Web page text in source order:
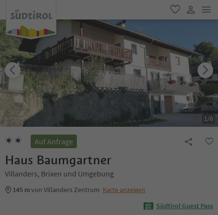
favorit
user link
1/6
Auf Anfrage
Haus Baumgartner
Villanders, Brixen und Umgebung
145 mvon Villanders Zentrum Karte anzeigen
Südtirol Guest Pass